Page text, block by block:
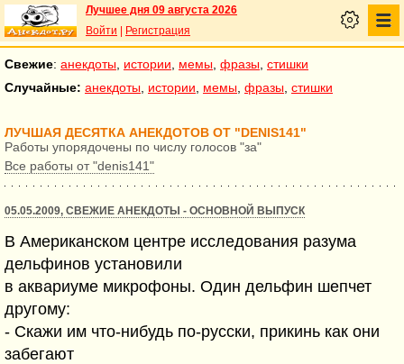
Лучшее дня 09 августа 2026
Войти
Регистрация
Свежие: анекдоты истории мемы фразы стишки
Случайные: анекдоты истории мемы фразы стишки
ЛУЧШАЯ ДЕСЯТКА АНЕКДОТОВ ОТ "DENIS141"
Работы упорядочены по числу голосов "за"
Все работы от "denis141"
05.05.2009, СВЕЖИЕ АНЕКДОТЫ - ОСНОВНОЙ ВЫПУСК
В Американском центре исследования разума
дельфинов установили
в аквариуме микрофоны. Один дельфин шепчет
другому:
- Скажи им что-нибудь по-русски, прикинь как они
забегают